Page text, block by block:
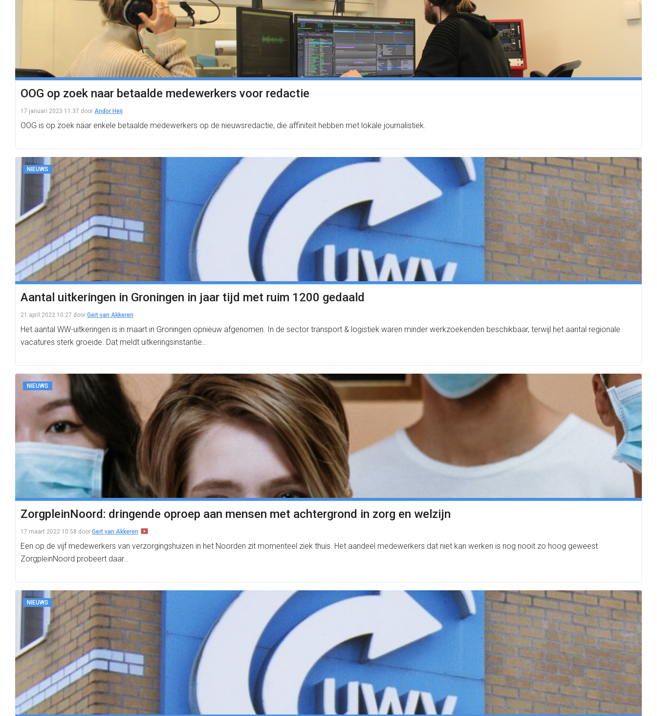
OOG op zoek naar betaalde medewerkers voor redactie
17 januari 2023 11:37 door Andor Heij
OOG is op zoek naar enkele betaalde medewerkers op de nieuwsredactie, die affiniteit hebben met lokale journalistiek.
NIEUWS
Aantal uitkeringen in Groningen in jaar tijd met ruim 1200 gedaald
21 april 2022 10:27 door Gert van Akkeren
Het aantal WW-uitkeringen is in maart in Groningen opnieuw afgenomen. In de sector transport & logistiek waren minder werkzoekenden beschikbaar, terwijl het aantal regionale
vacatures sterk groeide. Dat meldt uitkeringsinstantie…
NIEUWS
ZorgpleinNoord: dringende oproep aan mensen met achtergrond in zorg en welzijn
17 maart 2022 10:58 door Gert van Akkeren
Een op de vijf medewerkers van verzorgingshuizen in het Noorden zit momenteel ziek thuis. Het aandeel medewerkers dat niet kan werken is nog nooit zo hoog geweest.
ZorgpleinNoord probeert daar…
NIEUWS